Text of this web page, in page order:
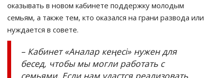
оказывать в новом кабинете поддержку молодым
семьям, а также тем, кто оказался на грани развода или
нуждается в совете.
– Кабинет «Аналар кеңесі» нужен для
бесед, чтобы мы могли работать с